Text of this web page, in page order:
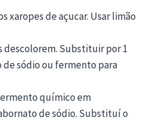
xaropes de açucar. Usar limão
descolorem. Substituir por 1
sódio ou fermento para
químico em
de sódio. Substituí o